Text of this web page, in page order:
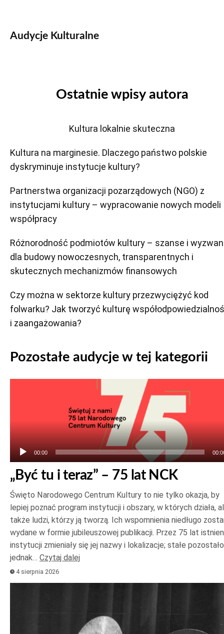
Audycje Kulturalne
Ostatnie wpisy autora
Kultura lokalnie skuteczna
Kultura na marginesie. Dlaczego państwo polskie
dyskryminuje instytucje kultury?
Partnerstwa organizacji pozarządowych (NGO) z
instytucjami kultury – wypracowanie nowych modeli
współpracy
Różnorodność podmiotów kultury – szanse i
dla budowy nowoczesnych, transparentnych i
skutecznych mechanizmów finansowych
Czy można w sektorze kultury przezwyciężyć kod
folwarku? Jak tworzyć kulturę
i zaangażowania?
Pozostałe audycje w tej kategorii
00:00
„Być tu i teraz” – 75 lat NCK
Święto Narodowego Centrum Kultury to nie tylko okazja, by
lepiej poznać program instytucji i obszary, w których działa,
także ludzi, którzy ją tworzą. Ich wspomnienia niedługo
wydane w formie jubileuszowej publikacji. Przez 75 lat
instytucji zmieniały się jej nazwy i lokalizacje; stałe pozostało
jednak… Czytaj dalej
4 sierpnia 2026